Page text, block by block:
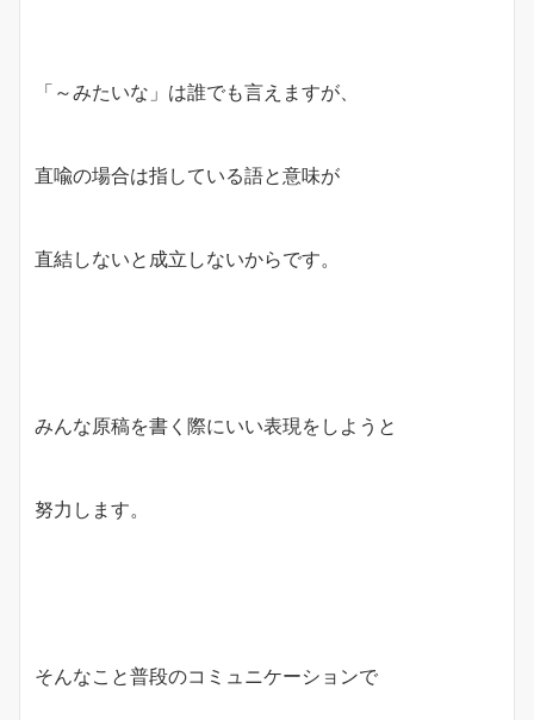
「～みたいな」は誰でも言えますが、
直喩の場合は指している語と意味が
直結しないと成立しないからです。
みんな原稿を書く際にいい表現をしようと
努力します。
そんなこと普段のコミュニケーションで